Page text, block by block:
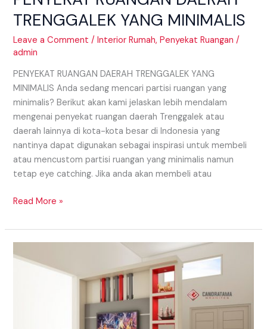
TRENGGALEK YANG MINIMALIS
Leave a Comment /Interior Rumah,Penyekat Ruangan /
admin
PENYEKAT RUANGAN DAERAH TRENGGALEK YANG
MINIMALIS Anda sedang mencari partisi ruangan yang
minimalis? Berikut akan kami jelaskan lebih mendalam
mengenai penyekat ruangan daerah Trenggalek atau
daerah lainnya di kota-kota besar di Indonesia yang
nantinya dapat digunakan sebagai inspirasi untuk membeli
atau mencustom partisi ruangan yang minimalis namun
tetap eye catching. Jika anda akan membeli atau
Read More »
Penyekat